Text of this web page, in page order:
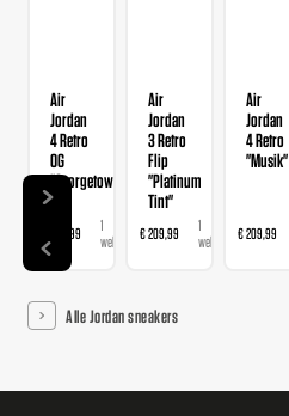
Air
Jordan
4 Retro
OG
"Georgetown"
€ 209,99
1
webshop
Air
Jordan
3 Retro
Flip
"Platinum
Tint"
€ 209,99
1
webshop
Air
Jordan
4 Retro
"Musik"
€ 209,99
Alle Jordan sneakers